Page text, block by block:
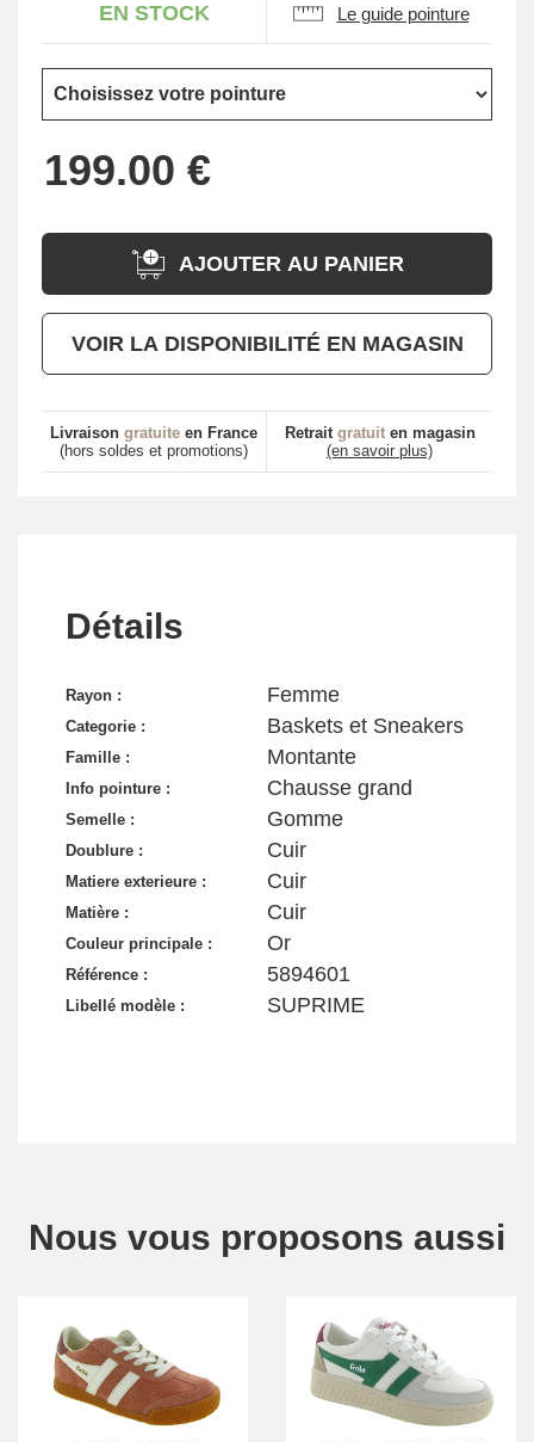
EN STOCK Le guide pointure
AJOUTER AU PANIER
VOIR LA DISPONIBILITÉ EN MAGASIN
Livraison gratuite en France
(hors soldes et promotions)
Retrait gratuiten magasin
(en savoir plus)
Détails
Rayon : Femme
Categorie : Baskets et Sneakers
Famille : Montante
Info pointure : Chausse grand
Semelle : Gomme
Doublure : Cuir
Matiere exterieure : Cuir
Matière : Cuir
Couleur principale : Or
Référence : 5894601
Libellé modèle : SUPRIME
Nous vous proposons aussi